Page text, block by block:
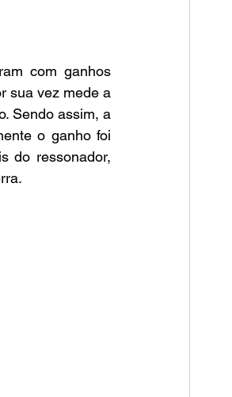
sua vez mede a
Sendo assim, a
o ganho foi
do ressonador,